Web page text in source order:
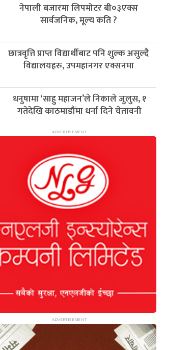
नेपाली बजारमा लिपमोटर बी०३एक्स
सार्वजनिक, मूल्य कति ?
छात्रवृत्ति प्राप्त विद्यार्थीबाट पनि शुल्क असुल्दै
विद्यालयहरु, उपमहानगर एक्सनमा
धनुषामा ‘साहु महाजन’ले निकाले जुलुस, १
गतेदेखि काठमाडौंमा धर्ना दिने चेतावनी